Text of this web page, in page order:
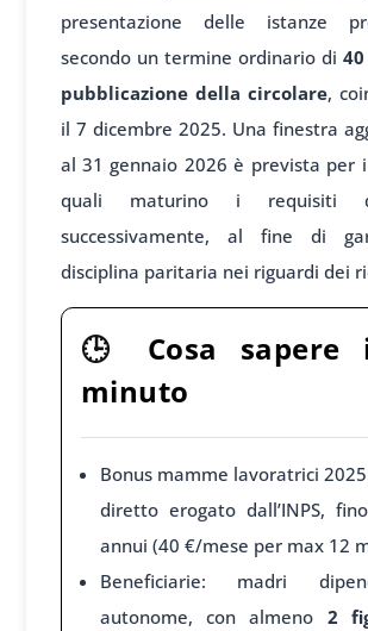
presentazione delle istanze
secondo un termine ordinario di
pubblicazione della circolare,
il 7 dicembre 2025. Una finestra
al 31 gennaio 2026 è prevista per
quali maturino i requisiti
successivamente, al fine di
disciplina paritaria nei riguardi dei
🕒 Cosa
minuto
Bonus mamme lavoratrici
diretto erogato dall’INPS,
annui (40 €/mese per max 12
Beneficiarie: madri
autonome, con almeno 2